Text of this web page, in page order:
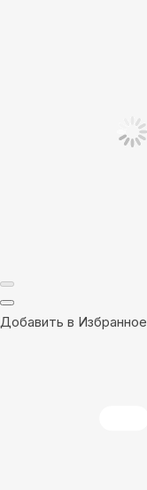
Добавить в Избранное